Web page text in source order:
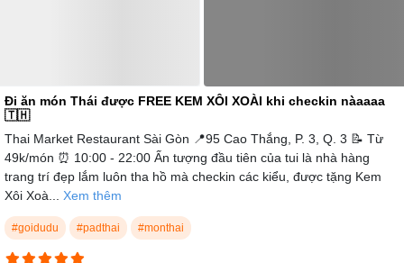
Đi ăn món Thái được FREE KEM XÔI XOÀI khi checkin nàaaaa
🇹🇭
Thai Market Restaurant Sài Gòn 📍95 Cao Thắng, P. 3, Q. 3 📝 Từ
49k/món ⏰ 10:00 - 22:00 Ấn tượng đầu tiên của tui là nhà hàng
trang trí đẹp lắm luôn tha hồ mà checkin các kiểu, được tặng Kem
Xôi Xoà... Xem thêm
#goidudu #padthai #monthai